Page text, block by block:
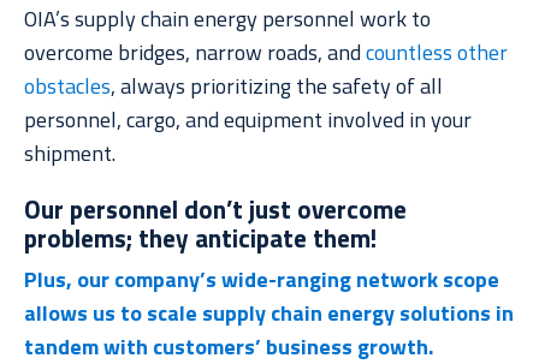
OIA’s supply chain energy personnel work to
overcome bridges, narrow roads, andcountless other
obstacles, always prioritizing the safety of all
personnel, cargo, and equipment involved in your
shipment.
Our personnel don’t just overcome
problems; they anticipate them!
Plus, our company’s wide-ranging network scope
allows us to scale supply chain energy solutions in
tandem with customers’ business growth.